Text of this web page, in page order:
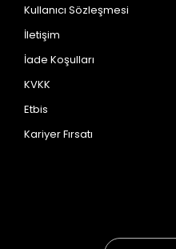
Kullanıcı Sözleşmesi
İletişim
İade Koşulları
KVKK
Etbis
Kariyer Fırsatı